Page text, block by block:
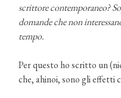
scrittore contemporaneo?
domande che non
tempo.
Per questo ho scritto un
che, ahinoi, sono gli effetti